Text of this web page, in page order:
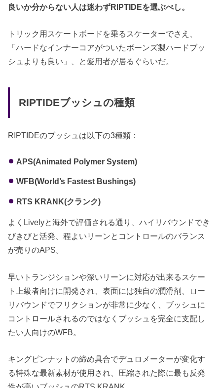
良いか分からない人は迷わずRIPTIDEを選ぶべし。
トリック用スケートボードを乗るスケーターでさえ、
「ハードなインナーコアがついたボーンズ製ハードブッ
シュよりも良い」、と愛用者が居るぐらいだ。
RIPTIDEブッシュの種類
RIPTIDEのブッシュは以下の3種類：
APS(Animated Polymer System)
WFB(World’s Fastest Bushings)
RTS KRANK(クランク)
よくLivelyと海外で評価される通り、ハイリバウンドでき
びきびと活発、程よいリーンとコントロールのバランス
が売りのAPS。
早いトランジションや深いリーンに対応が出来るスケー
ト上級者向けに開発され、表面には独自の潤滑剤、ロー
リバウンドでフリクションが非常に少なく、ブッシュに
コントロールされるのではなくブッシュを完全に支配し
たい人向けのWFB。
キングピンナットの締め具合でデュロメーターが変化す
る特殊な最新素材が使用され、圧縮された際に最も反発